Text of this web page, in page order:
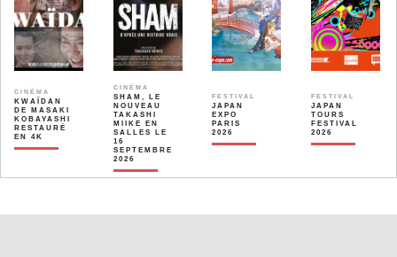
CINÉMA
KWAÏDAN
DE MASAKI
KOBAYASHI
RESTAURÉ
EN 4K
CINÉMA
SHAM, LE
NOUVEAU
TAKASHI
MIIKE EN
SALLES LE
16
SEPTEMBRE
2026
FESTIVAL
JAPAN
EXPO
PARIS
2026
FESTIVAL
JAPAN
TOURS
FESTIVAL
2026